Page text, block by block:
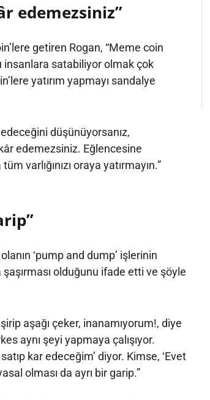
edemezsiniz”
getiren Rogan, “Meme coin
insanlara satabiliyor olmak çok
yatırım yapmayı sandalye
düşünüyorsanız,
edemezsiniz. Eğlencesine
varlığınızı oraya yatırmayın.”
‘pump and dump’ işlerinin
şaşırması olduğunu ifade etti ve şöyle
aşağı çeker, inanamıyorum!, diye
aynı şeyi yapmaya çalışıyor.
kar edeceğim’ diyor. Kimse, ‘Evet
olması da ayrı bir garip.”